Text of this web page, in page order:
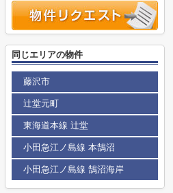
同じエリアの物件
藤沢市
辻堂元町
東海道本線 辻堂
小田急江ノ島線 本鵠沼
小田急江ノ島線 鵠沼海岸